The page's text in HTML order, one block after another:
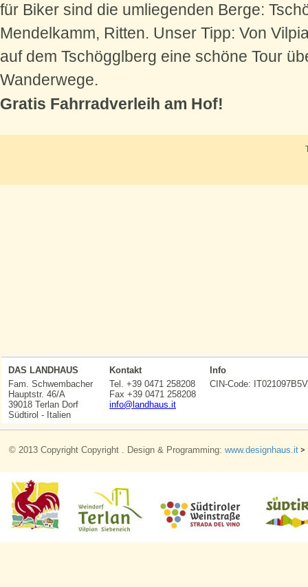
für Biker sind die umliegenden Berge:
Mendelkamm, Ritten. Unser Tipp: Von
auf dem Tschögglberg eine schöne Tour
Wanderwege.
Gratis Fahrradverleih am Hof!
DAS LANDHAUS
Fam. Schwembacher
Hauptstr. 46/A
39018 Terlan Dorf
Südtirol - Italien
Kontakt
Tel. +39 0471 258208
Fax +39 0471 258208
info@landhaus.it
Info
CIN-Code:
© 2013 Copyright Copyright . Design & Programming: www.designhaus.it